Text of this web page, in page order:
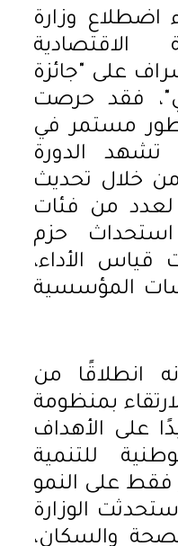
وزارة
الاقتصادية
على "جائزة
فقد حرصت
مستمر في
تشهد الدورة
من خلال تحديث
لعدد من فئات
استحداث حزم
الأداء،
المؤسسية
انطلاقًا من
بمنظومة
على الأهداف
للتنمية
فقط على النمو
الوزارة
والسكان،